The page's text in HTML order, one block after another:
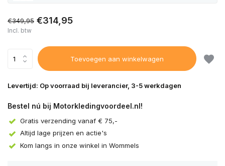
€349,95 €314,95
Incl. btw
Toevoegen aan winkelwagen
Levertijd: Op voorraad bij leverancier, 3-5 werkdagen
Bestel nú bij Motorkledingvoordeel.nl!
Gratis verzending vanaf € 75,-
Altijd lage prijzen en actie's
Kom langs in onze winkel in Wommels